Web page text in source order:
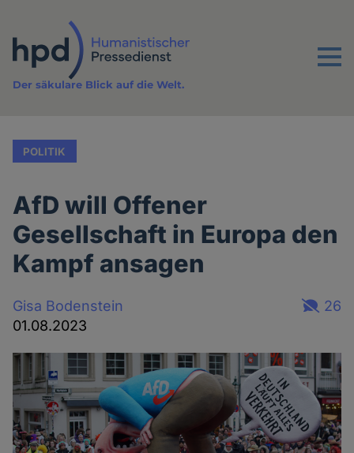
Inhalt
Menu
Der säkulare Blick auf die Welt.
POLITIK
AfD will Offener
Gesellschaft in Europa den
Kampf ansagen
Gisa Bodenstein
01.08.2023
26